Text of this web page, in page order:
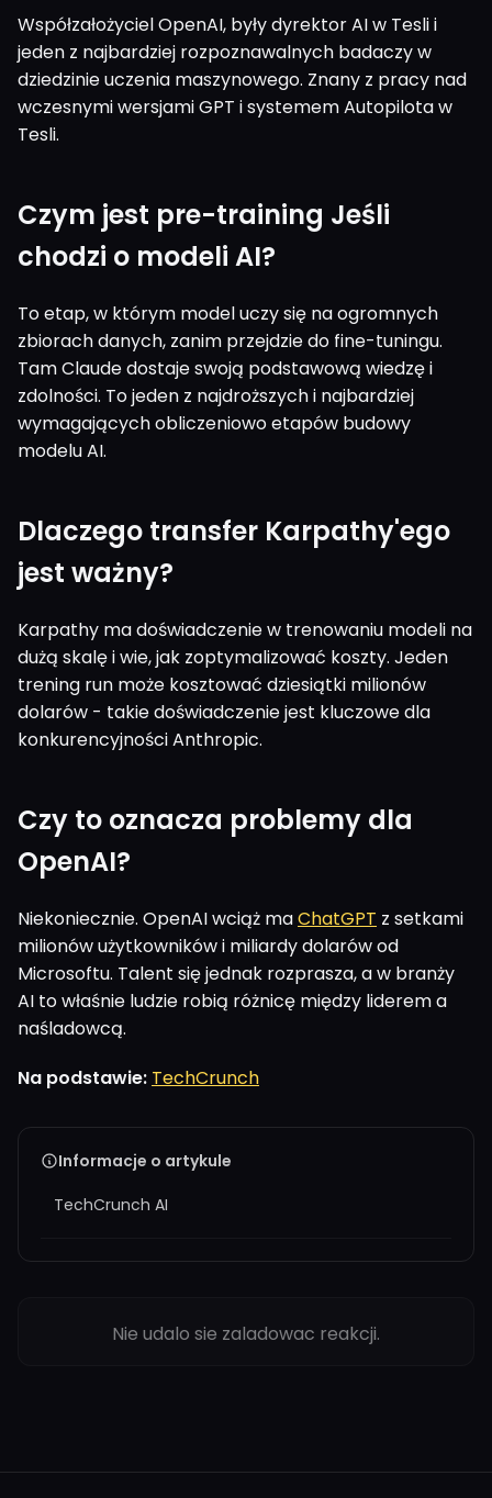
Współzałożyciel OpenAI, były dyrektor AI w Tesli i
jeden z najbardziej rozpoznawalnych badaczy w
dziedzinie uczenia maszynowego. Znany z pracy nad
wczesnymi wersjami GPT i systemem Autopilota w
Tesli.
Czym jest pre-training Jeśli
chodzi o modeli AI?
To etap, w którym model uczy się na ogromnych
zbiorach danych, zanim przejdzie do fine-tuningu.
Tam Claude dostaje swoją podstawową wiedzę i
zdolności. To jeden z najdroższych i najbardziej
wymagających obliczeniowo etapów budowy
modelu AI.
Dlaczego transfer Karpathy'ego
jest ważny?
Karpathy ma doświadczenie w trenowaniu modeli na
dużą skalę i wie, jak zoptymalizować koszty. Jeden
trening run może kosztować dziesiątki milionów
dolarów - takie doświadczenie jest kluczowe dla
konkurencyjności Anthropic.
Czy to oznacza problemy dla
OpenAI?
Niekoniecznie. OpenAI wciąż maChatGPT z setkami
milionów użytkowników i miliardy dolarów od
Microsoftu. Talent się jednak rozprasza, a w branży
AI to właśnie ludzie robią różnicę między liderem a
naśladowcą.
Na podstawie: TechCrunch
Informacje o artykule
TechCrunch AI
Nie udalo sie zaladowac reakcji.